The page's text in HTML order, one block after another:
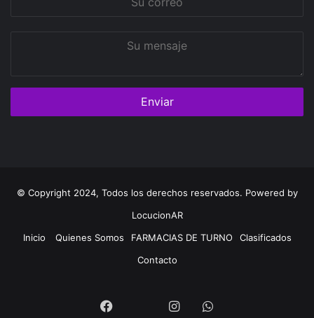
© Copyright 2024, Todos los derechos reservados. Powered by
LocucionAR
Inicio
Quienes Somos FARMACIAS DE TURNO
Clasificados
Contacto
Facebook InstagramWhatsapp